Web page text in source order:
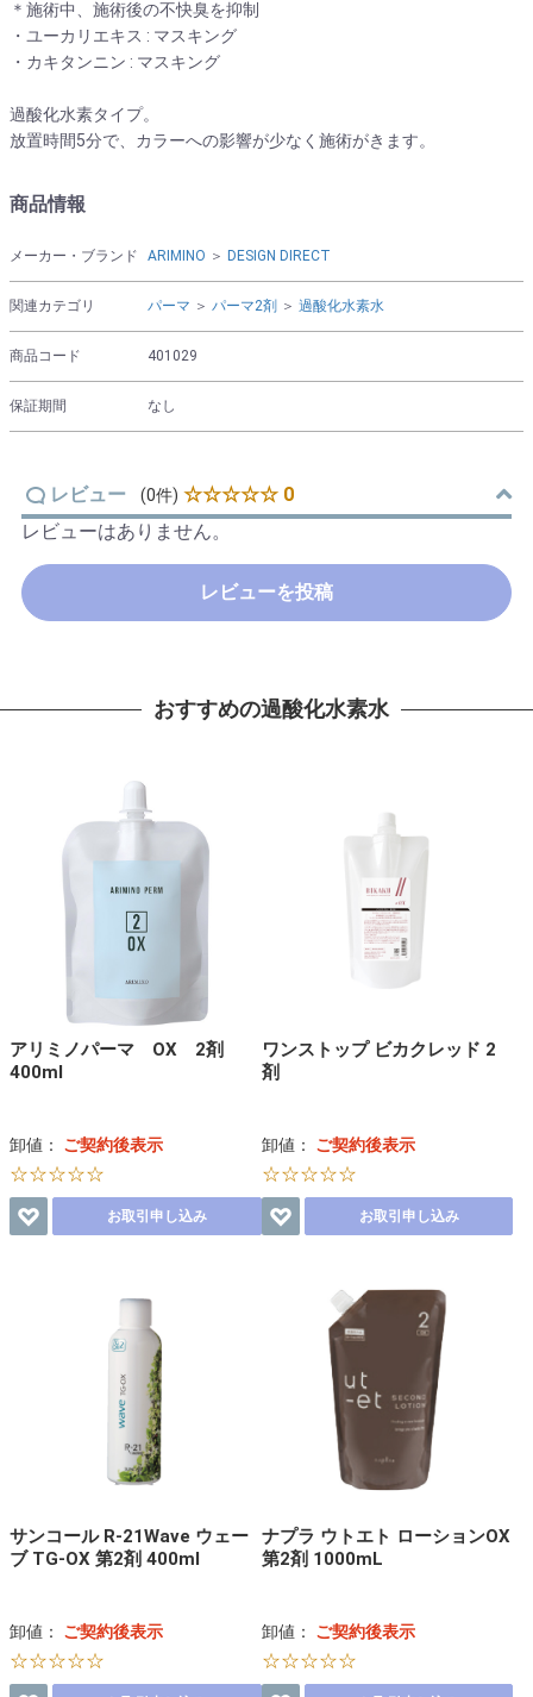
＊施術中、施術後の不快臭を抑制
・ユーカリエキス : マスキング
・カキタンニン : マスキング
過酸化水素タイプ。
放置時間5分で、カラーへの影響が少なく施術がきます。
商品情報
メーカー・ブランド ARIMINO ＞ DESIGN DIRECT
関連カテゴリ パーマ ＞ パーマ2剤 ＞ 過酸化水素水
商品コード 401029
保証期間 なし
レビュー (0件) ☆☆☆☆☆ 0
レビューはありません。
レビューを投稿
おすすめの過酸化水素水
アリミノパーマ OX 2剤
400ml
卸値： ご契約後表示
☆☆☆☆☆
お取引申し込み
ワンストップ ビカクレッド 2
剤
卸値： ご契約後表示
☆☆☆☆☆
お取引申し込み
サンコール R-21Wave ウェー
ブ TG-OX 第2剤 400ml
卸値： ご契約後表示
☆☆☆☆☆
ナプラ ウトエト ローションOX
第2剤 1000mL
卸値： ご契約後表示
☆☆☆☆☆